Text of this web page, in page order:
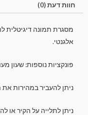
חוות דעת (0)
מסגרת תמונה דיגיטלית
אלגנטי.
פונקציות נוספות: שעון
ניתן להעביר במהירות
ניתן לתלייה על הקיר או